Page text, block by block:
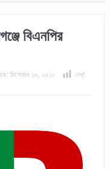
বিএনপির
ডিসেম্বর ১৬, ২০১৮
দেখা